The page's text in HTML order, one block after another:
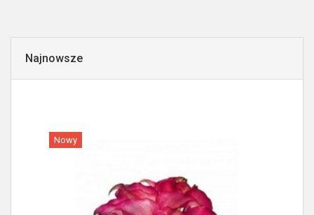
Najnowsze
Nowy